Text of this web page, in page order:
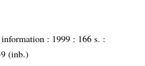
: 1999 : 166 s. :
(inb.)